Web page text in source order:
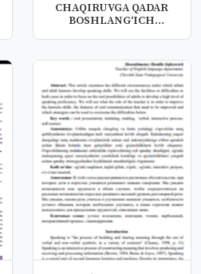
CHAQIRUVGA QADAR
BOSHLANG‘ICH